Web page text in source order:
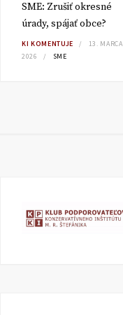
SME: Zrušiť okresné
úrady, spájať obce?
KI KOMENTUJE
13. MARCA
2026
SME